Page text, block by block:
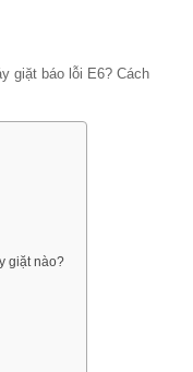
giặt báo lỗi E6? Cách
giặt nào?